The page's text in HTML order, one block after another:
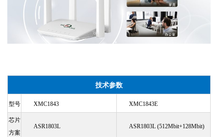
技术参数
型号 XMC1843 XMC1843E
芯片
方案
ASR1803L ASR1803L (512Mbit+128Mbit)